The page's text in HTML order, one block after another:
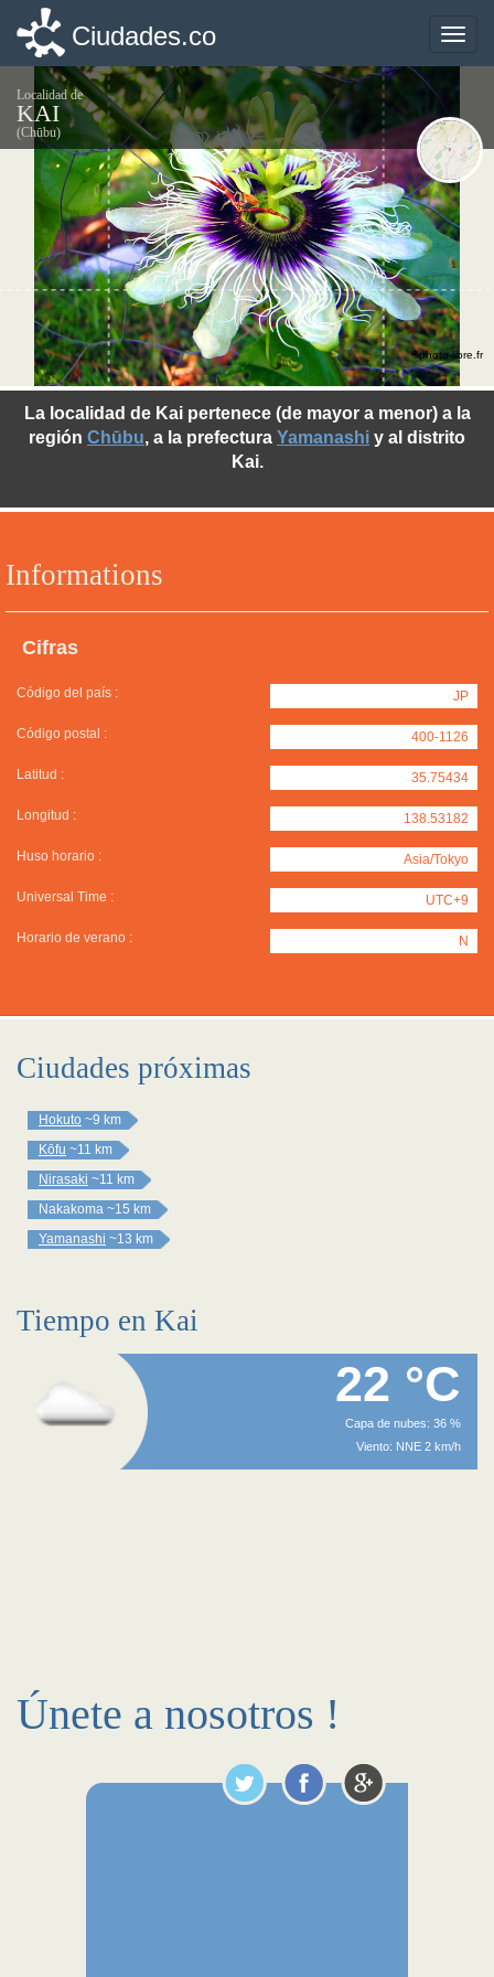
Toggle
Ciudades.co
Localidad de
KAI
(Chūbu)
Informations
Cifras
Código del país : JP
Código postal : 400-1126
Latitud : 35.75434
Longitud : 138.53182
Huso horario : Asia/Tokyo
Universal Time : UTC+9
Horario de verano : N
La localidad de Kai pertenece (de mayor a menor) a la
región Chūbu, a la prefectura Yamanashi y al distrito
Kai.
©photo-libre.fr
Ciudades próximas
Hokuto ~9 km
Kōfu ~11 km
Nirasaki ~11 km
Nakakoma ~15 km
Yamanashi ~13 km
Tiempo en Kai
22 °C
Capa de nubes: 36 %
Viento: NNE 2 km/h
Únete a nosotros !
Toggle
Ciudades.co